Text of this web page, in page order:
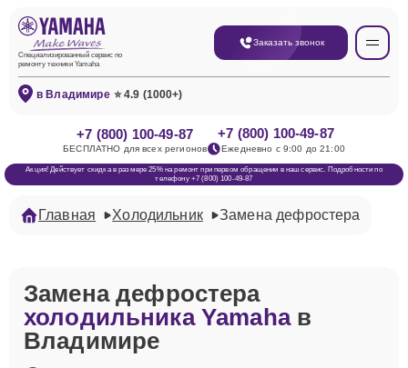
Специализированный сервис по
ремонту техники Yamaha
Заказать звонок
в Владимире ⭐ 4.9 (1000+)
+7 (800) 100-49-87
БЕСПЛАТНО для всех регионов
+7 (800) 100-49-87
Ежедневно с 9:00 до 21:00
Акция! Действует скидка в размере 25% на ремонт при первом обращении в наш сервис. Подробности по
телефону +7 (800) 100-49-87
Главная Холодильник Замена дефростера
Замена дефростера
холодильника Yamahaв
Владимире